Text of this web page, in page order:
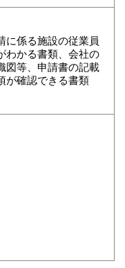
に係る施設の従業員
わかる書類、会社の
図等、申請書の記載
が確認できる書類